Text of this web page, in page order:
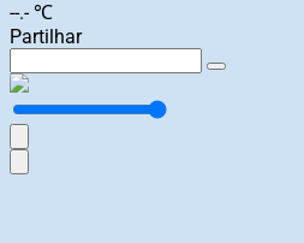
--.- ℃
Partilhar